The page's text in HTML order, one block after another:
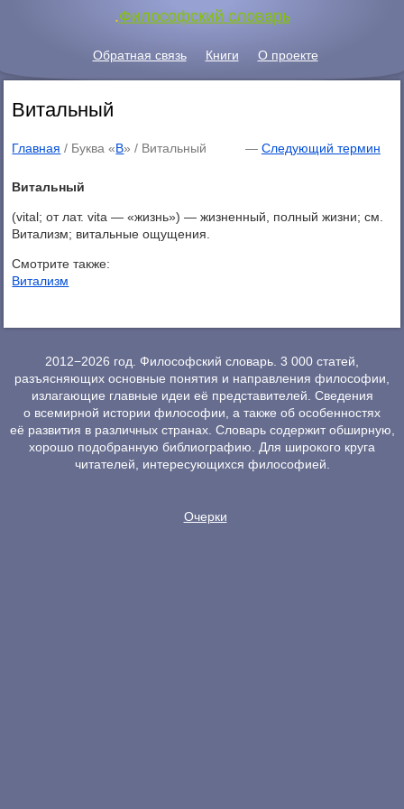
.Философский словарь
Обратная связь Книги О проекте
Витальный
Главная / Буква «В» / Витальный — Следующий термин
Витальный
(vital; от лат. vita — «жизнь») — жизненный, полный жизни; см.
Витализм; витальные ощущения.
Смотрите также:
Витализм
2012−2026 год. Философский словарь. 3 000 статей,
разъясняющих основные понятия и направления философии,
излагающие главные идеи её представителей. Сведения
о всемирной истории философии, а также об особенностях
её развития в различных странах. Словарь содержит обширную,
хорошо подобранную библиографию. Для широкого круга
читателей, интересующихся философией.
Очерки